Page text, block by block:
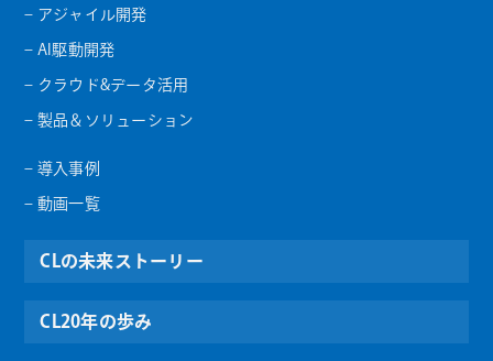
– アジャイル開発
– AI駆動開発
– クラウド&データ活用
– 製品＆ソリューション
– 導入事例
– 動画一覧
CLの未来ストーリー
CL20年の歩み